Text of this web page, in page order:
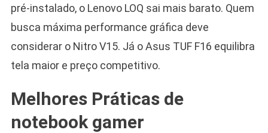
pré-instalado, o Lenovo LOQ sai mais barato. Quem
busca máxima performance gráfica deve
considerar o Nitro V15. Já o Asus TUF F16 equilibra
tela maior e preço competitivo.
Melhores Práticas de
notebook gamer